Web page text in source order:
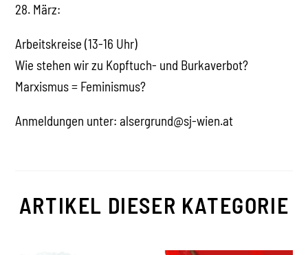
28. März:
Arbeitskreise (13-16 Uhr)
Wie stehen wir zu Kopftuch- und Burkaverbot?
Marxismus = Feminismus?
Anmeldungen unter: alsergrund@sj-wien.at
ARTIKEL DIESER KATEGORIE